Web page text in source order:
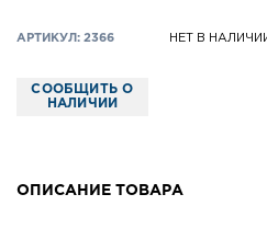
АРТИКУЛ: 2366 НЕТ В
СООБЩИТЬ О
НАЛИЧИИ
ОПИСАНИЕ ТОВАРА